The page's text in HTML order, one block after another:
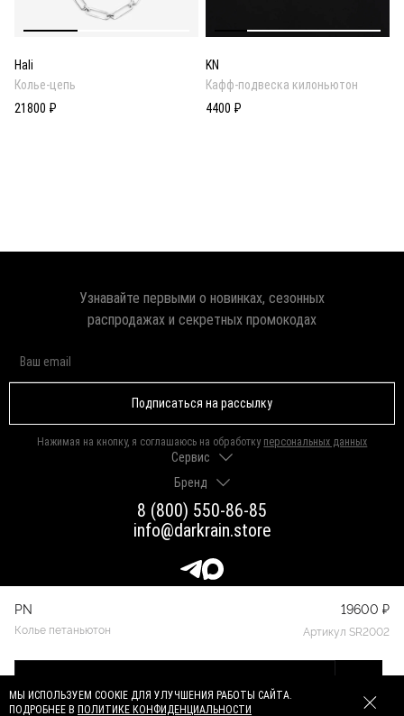
Hali
Колье-цепь
21800 ₽
KN
Кафф-подвеска килоньютон
4400 ₽
PN 19600 ₽
Колье петаньютон Артикул SR2002
8 (800) 550-86-85
info@darkrain.store
Сервис
Доставка и оплата
Гарантии и возврат
Как выбрать размер
Уход за украшениями
Яндекс Пэй
Долями
Бренд
О нас
Программа лояльности
Магазины
Узнавайте первыми о новинках, сезонных
распродажах и секретных промокодах
Подписаться на рассылку
Нажимая на кнопку, я соглашаюсь на обработку персональных данных
© 2026. Darkrain.store. Все права защищены
МЫ ИСПОЛЬЗУЕМ COOKIE ДЛЯ УЛУЧШЕНИЯ РАБОТЫ САЙТА.
ПОДРОБНЕЕ В ПОЛИТИКЕ КОНФИДЕНЦИАЛЬНОСТИ